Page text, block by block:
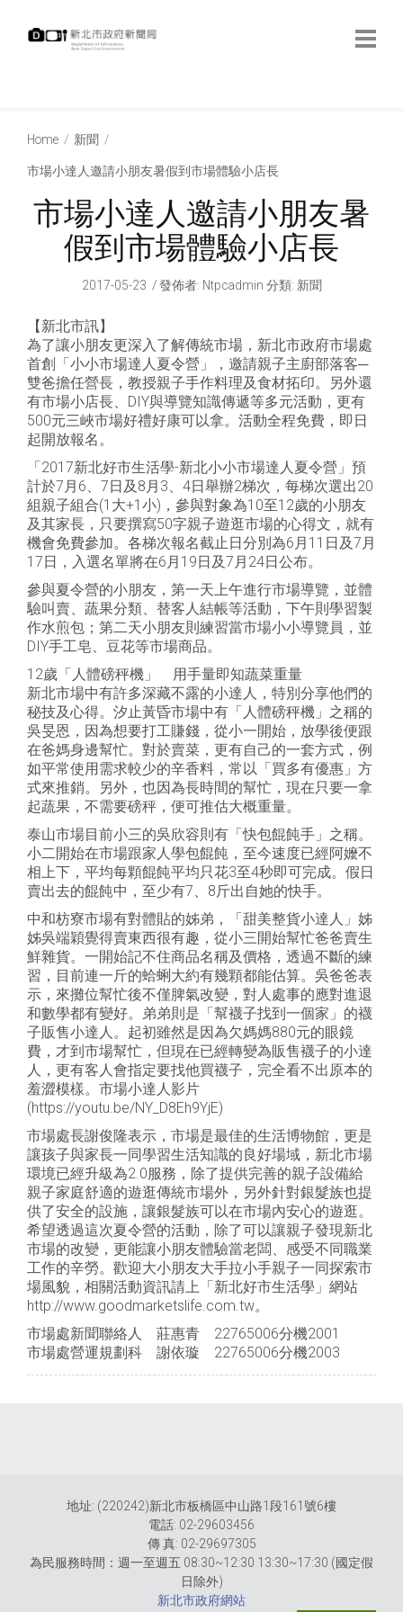
Home 新聞
市場小達人邀請小朋友暑假到市場體驗小店長
市場小達人邀請小朋友暑
假到市場體驗小店長
2017-05-23 發佈者: Ntpcadmin 分類: 新聞
【新北市訊】
為了讓小朋友更深入了解傳統市場，新北市政府市場處
首創「小小市場達人夏令營」，邀請親子主廚部落客─
雙爸擔任營長，教授親子手作料理及食材拓印。另外還
有市場小店長、DIY與導覽知識傳遞等多元活動，更有
500元三峽市場好禮好康可以拿。活動全程免費，即日
起開放報名。
「2017新北好市生活學-新北小小市場達人夏令營」預
計於7月6、7日及8月3、4日舉辦2梯次，每梯次選出20
組親子組合(1大+1小)，參與對象為10至12歲的小朋友
及其家長，只要撰寫50字親子遊逛市場的心得文，就有
機會免費參加。各梯次報名截止日分別為6月11日及7月
17日，入選名單將在6月19日及7月24日公布。
參與夏令營的小朋友，第一天上午進行市場導覽，並體
驗叫賣、蔬果分類、替客人結帳等活動，下午則學習製
作水煎包；第二天小朋友則練習當市場小小導覽員，並
DIY手工皂、豆花等市場商品。
12歲「人體磅秤機」 用手量即知蔬菜重量
新北市場中有許多深藏不露的小達人，特別分享他們的
秘技及心得。汐止黃昏市場中有「人體磅秤機」之稱的
吳旻恩，因為想要打工賺錢，從小一開始，放學後便跟
在爸媽身邊幫忙。對於賣菜，更有自己的一套方式，例
如平常使用需求較少的辛香料，常以「買多有優惠」方
式來推銷。另外，也因為長時間的幫忙，現在只要一拿
起蔬果，不需要磅秤，便可推估大概重量。
泰山市場目前小三的吳欣容則有「快包餛飩手」之稱。
小二開始在市場跟家人學包餛飩，至今速度已經阿嬤不
相上下，平均每顆餛飩平均只花3至4秒即可完成。假日
賣出去的餛飩中，至少有7、8斤出自她的快手。
中和枋寮市場有對體貼的姊弟，「甜美整貨小達人」姊
姊吳端穎覺得賣東西很有趣，從小三開始幫忙爸爸賣生
鮮雜貨。一開始記不住商品名稱及價格，透過不斷的練
習，目前連一斤的蛤蜊大約有幾顆都能估算。吳爸爸表
示，來攤位幫忙後不僅脾氣改變，對人處事的應對進退
和數學都有變好。弟弟則是「幫襪子找到一個家」的襪
子販售小達人。起初雖然是因為欠媽媽880元的眼鏡
費，才到市場幫忙，但現在已經轉變為販售襪子的小達
人，更有客人會指定要找他買襪子，完全看不出原本的
羞澀模樣。市場小達人影片
(https://youtu.be/NY_D8Eh9YjE)
市場處長謝俊隆表示，市場是最佳的生活博物館，更是
讓孩子與家長一同學習生活知識的良好場域，新北市場
環境已經升級為2.0服務，除了提供完善的親子設備給
親子家庭舒適的遊逛傳統市場外，另外針對銀髮族也提
供了安全的設施，讓銀髮族可以在市場內安心的遊逛。
希望透過這次夏令營的活動，除了可以讓親子發現新北
市場的改變，更能讓小朋友體驗當老闆、感受不同職業
工作的辛勞。歡迎大小朋友大手拉小手親子一同探索市
場風貌，相關活動資訊請上「新北好市生活學」網站
http://www.goodmarketslife.com.tw。
市場處新聞聯絡人 莊惠青 22765006分機2001
市場處營運規劃科 謝依璇 22765006分機2003
地址: (220242)新北市板橋區中山路1段161號6樓
電話: 02-29603456
傳 真: 02-29697305
為民服務時間：週一至週五 08:30~12:30 13:30~17:30 (國定假
日除外)
新北市政府網站